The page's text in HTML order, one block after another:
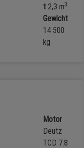
t 2,3 m3
Gewicht
14 500
kg
Motor
Deutz
TCD 7.8